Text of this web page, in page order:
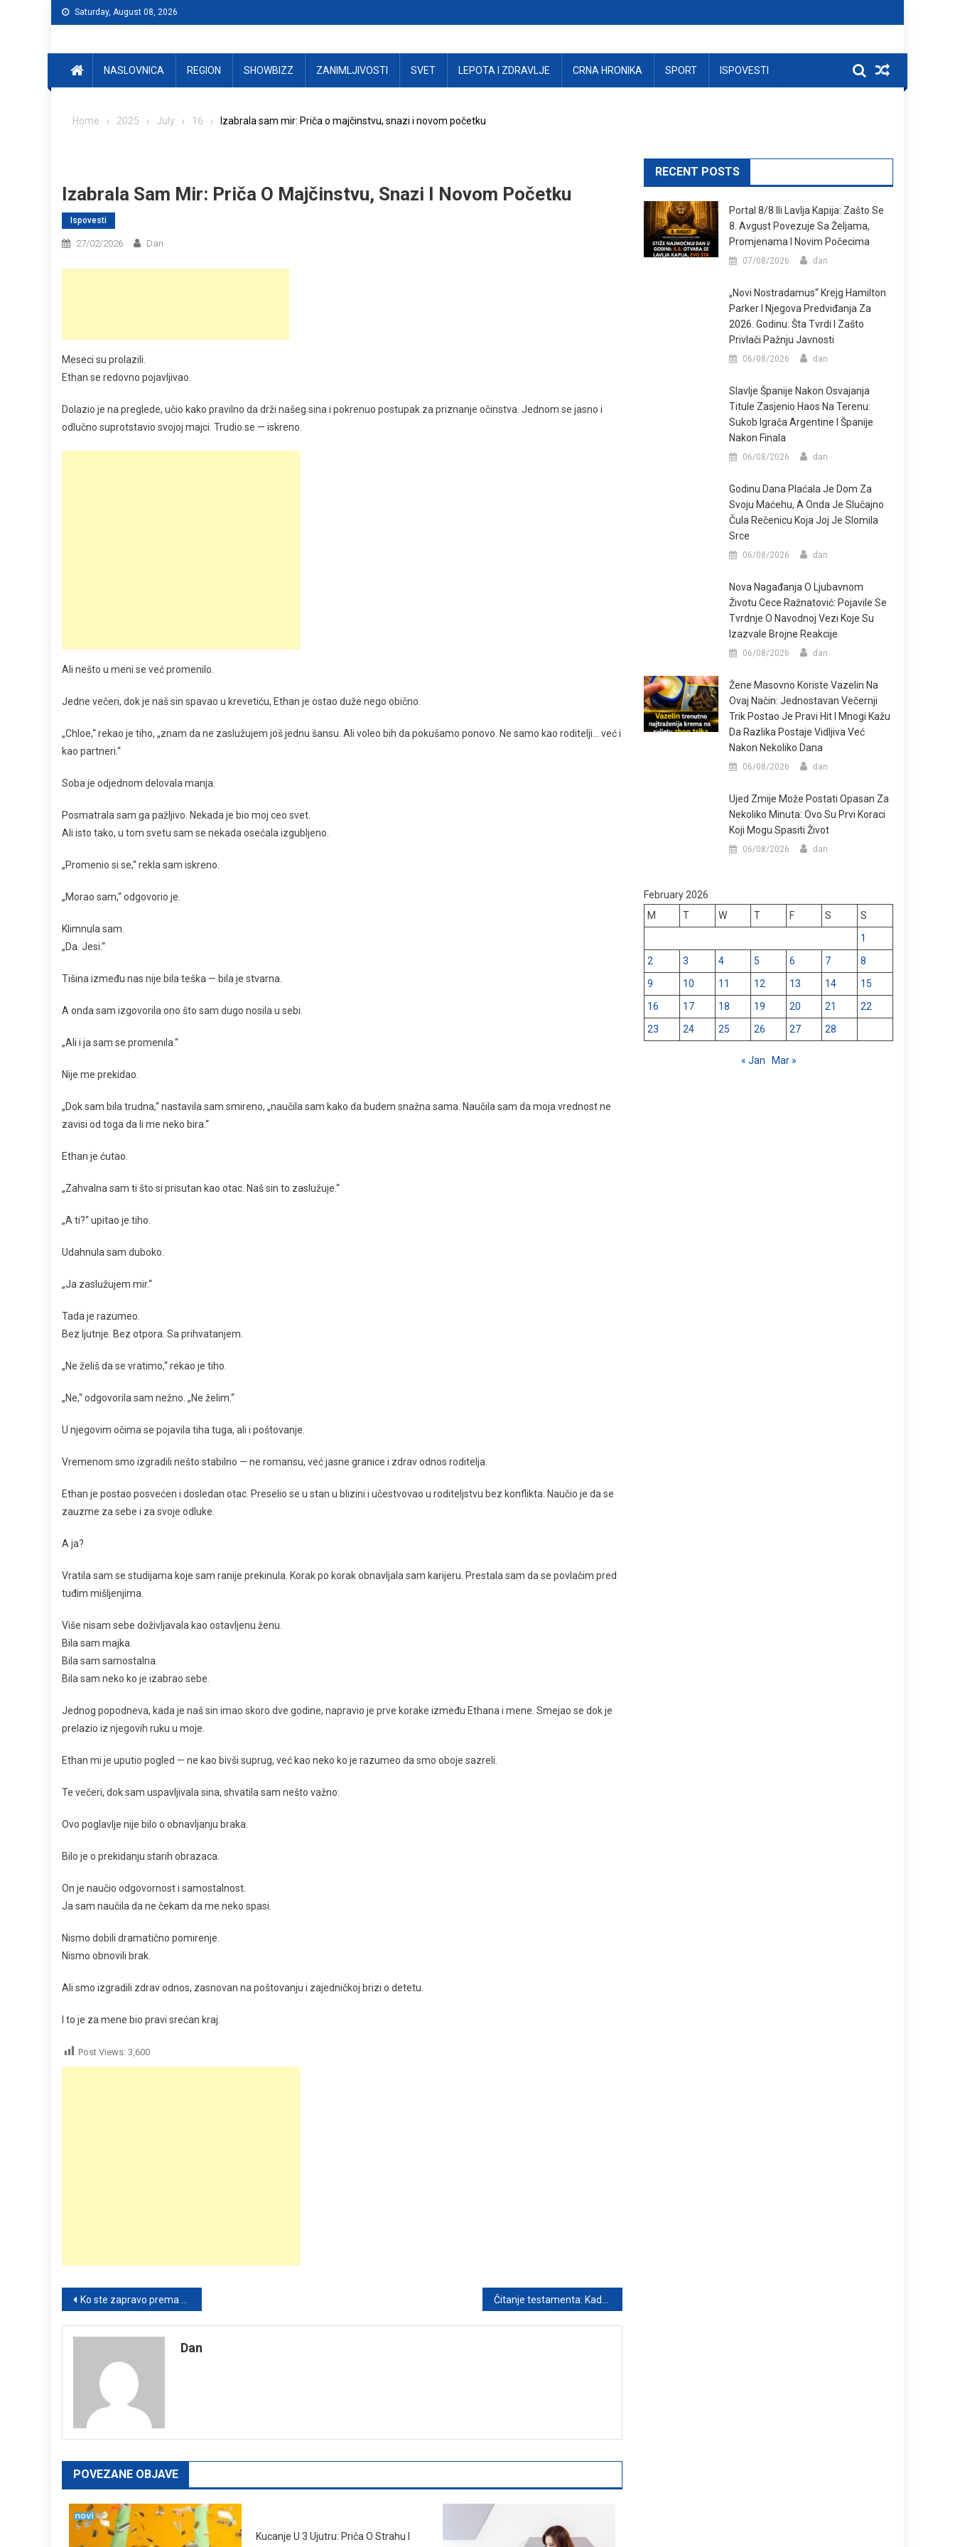
Saturday, August 08, 2026
NASLOVNICA REGION SHOWBIZZ ZANIMLJIVOSTI SVET LEPOTA I ZDRAVLJE CRNA HRONIKA SPORT ISPOVESTI
Home 2025 July 16 Izabrala sam mir: Priča o majčinstvu, snazi i novom početku
Izabrala Sam Mir: Priča O Majčinstvu, Snazi I Novom Početku
Ispovesti
27/02/2026 Dan
Meseci su prolazili.
Ethan se redovno pojavljivao.
Dolazio je na preglede, učio kako pravilno da drži našeg sina i pokrenuo postupak za priznanje očinstva. Jednom se jasno i
odlučno suprotstavio svojoj majci. Trudio se — iskreno.
Ali nešto u meni se već promenilo.
Jedne večeri, dok je naš sin spavao u krevetiću, Ethan je ostao duže nego obično.
„Chloe,“ rekao je tiho, „znam da ne zaslužujem još jednu šansu. Ali voleo bih da pokušamo ponovo. Ne samo kao roditelji… već i
kao partneri.“
Soba je odjednom delovala manja.
Posmatrala sam ga pažljivo. Nekada je bio moj ceo svet.
Ali isto tako, u tom svetu sam se nekada osećala izgubljeno.
„Promenio si se,“ rekla sam iskreno.
„Morao sam,“ odgovorio je.
Klimnula sam.
„Da. Jesi.“
Tišina između nas nije bila teška — bila je stvarna.
A onda sam izgovorila ono što sam dugo nosila u sebi.
„Ali i ja sam se promenila.“
Nije me prekidao.
„Dok sam bila trudna,“ nastavila sam smireno, „naučila sam kako da budem snažna sama. Naučila sam da moja vrednost ne
zavisi od toga da li me neko bira.“
Ethan je ćutao.
„Zahvalna sam ti što si prisutan kao otac. Naš sin to zaslužuje.“
„A ti?“ upitao je tiho.
Udahnula sam duboko.
„Ja zaslužujem mir.“
Tada je razumeo.
Bez ljutnje. Bez otpora. Sa prihvatanjem.
„Ne želiš da se vratimo,“ rekao je tiho.
„Ne,“ odgovorila sam nežno. „Ne želim.“
U njegovim očima se pojavila tiha tuga, ali i poštovanje.
Vremenom smo izgradili nešto stabilno — ne romansu, već jasne granice i zdrav odnos roditelja.
Ethan je postao posvećen i dosledan otac. Preselio se u stan u blizini i učestvovao u roditeljstvu bez konflikta. Naučio je da se
zauzme za sebe i za svoje odluke.
A ja?
Vratila sam se studijama koje sam ranije prekinula. Korak po korak obnavljala sam karijeru. Prestala sam da se povlačim pred
tuđim mišljenjima.
Više nisam sebe doživljavala kao ostavljenu ženu.
Bila sam majka.
Bila sam samostalna.
Bila sam neko ko je izabrao sebe.
Jednog popodneva, kada je naš sin imao skoro dve godine, napravio je prve korake između Ethana i mene. Smejao se dok je
prelazio iz njegovih ruku u moje.
Ethan mi je uputio pogled — ne kao bivši suprug, već kao neko ko je razumeo da smo oboje sazreli.
Te večeri, dok sam uspavljivala sina, shvatila sam nešto važno:
Ovo poglavlje nije bilo o obnavljanju braka.
Bilo je o prekidanju starih obrazaca.
On je naučio odgovornost i samostalnost.
Ja sam naučila da ne čekam da me neko spasi.
Nismo dobili dramatično pomirenje.
Nismo obnovili brak.
Ali smo izgradili zdrav odnos, zasnovan na poštovanju i zajedničkoj brizi o detetu.
I to je za mene bio pravi srećan kraj.
Post Views: 3,600
Post
navigation
Ko ste zapravo prema svojoj visini: Jednostavan test ličnosti
Dan
POVEZANE OBJAVE
Kucanje U 3 Ujutru: Priča O Strahu I
RECENT POSTS
Portal 8/8 Ili Lavlja Kapija: Zašto Se
8. Avgust Povezuje Sa Željama,
Promjenama I Novim Počecima
07/08/2026 dan
„Novi Nostradamus“ Krejg Hamilton
Parker I Njegova Predviđanja Za
2026. Godinu: Šta Tvrdi I Zašto
Privlači Pažnju Javnosti
06/08/2026 dan
Slavlje Španije Nakon Osvajanja
Titule Zasjenio Haos Na Terenu:
Sukob Igrača Argentine I Španije
Nakon Finala
06/08/2026 dan
Godinu Dana Plaćala Je Dom Za
Svoju Maćehu, A Onda Je Slučajno
Čula Rečenicu Koja Joj Je Slomila
Srce
06/08/2026 dan
Nova Nagađanja O Ljubavnom
Životu Cece Ražnatović: Pojavile Se
Tvrdnje O Navodnoj Vezi Koje Su
Izazvale Brojne Reakcije
06/08/2026 dan
Žene Masovno Koriste Vazelin Na
Ovaj Način: Jednostavan Večernji
Trik Postao Je Pravi Hit I Mnogi Kažu
Da Razlika Postaje Vidljiva Već
Nakon Nekoliko Dana
06/08/2026 dan
Ujed Zmije Može Postati Opasan Za
Nekoliko Minuta: Ovo Su Prvi Koraci
Koji Mogu Spasiti Život
06/08/2026 dan
February 2026
M
T W T F S
S
1
2
3 4 5 6 7
8
9
10 11 12 13 14
15
16
17 18 19 20 21
22
23
24 25 26 27 28
« Jan Mar »